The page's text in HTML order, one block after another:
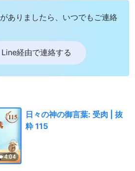
ありましたら、いつでもご連絡
Line経由で連絡する
4:04
日々の神の御言葉: 受肉 | 抜
粋 115